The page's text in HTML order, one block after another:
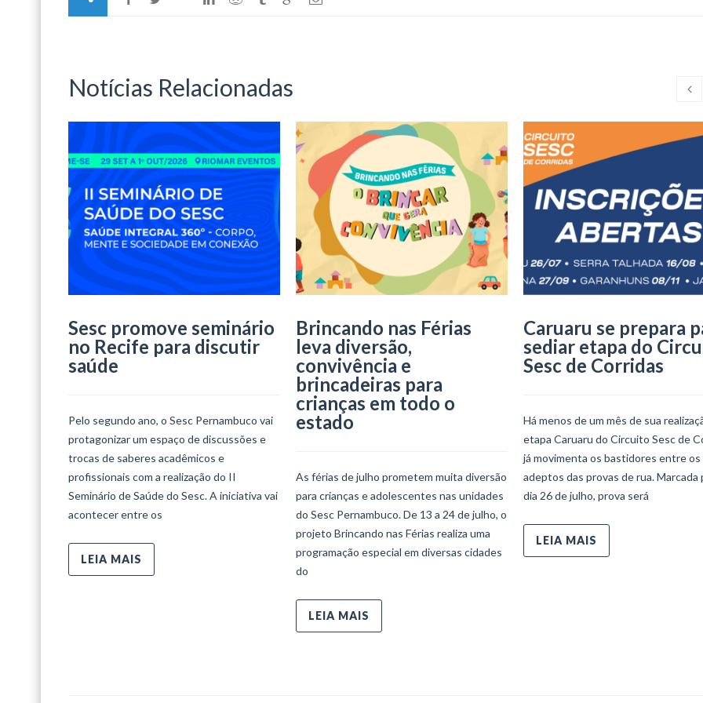
Notícias Relacionadas
Sesc promove seminário
no Recife para discutir
saúde
Pelo segundo ano, o Sesc Pernambuco vai
protagonizar um espaço de discussões e
trocas de saberes acadêmicos e
profissionais com a realização do II
Seminário de Saúde do Sesc. A iniciativa vai
acontecer entre os
LEIA MAIS
Brincando nas Férias
leva diversão,
convivência e
brincadeiras para
crianças em todo o
estado
As férias de julho prometem muita diversão
para crianças e adolescentes nas unidades
do Sesc Pernambuco. De 13 a 24 de julho, o
projeto Brincando nas Férias realiza uma
programação especial em diversas cidades
do
LEIA MAIS
Caruaru se prepara
sediar etapa do
Sesc de Corridas
Há menos de um mês de sua
etapa Caruaru do Circuito Sesc de
já movimenta os bastidores entre os
adeptos das provas de rua. Marcada
dia 26 de julho, prova será
LEIA MAIS